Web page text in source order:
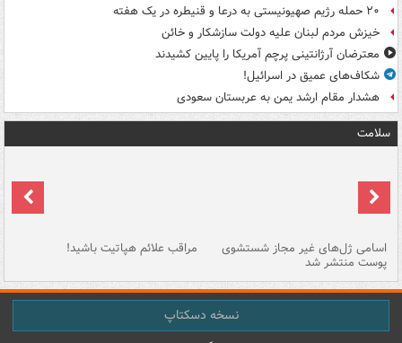
۲۰ حمله رژیم صهیونیستی به درعا و قنیطره در یک هفته
خیزش مردم لبنان علیه دولت سازشکار و خائن
معترضان آرژانتینی پرچم آمریکا را پایین کشیدند
شکاف‌های عمیق در اسرائیل!
هشدار مقام ارشد یمن به عربستان سعودی
سلامت
اسامی ژل‌های غیر مجاز شستشوی
پوست منتشر شد
مراقب علائم هپاتیت باشید!
نسخه دسکتاپ